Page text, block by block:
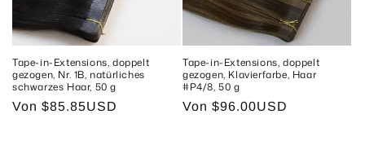
Tape-in-Extensions, doppelt
gezogen, Nr. 1B, natürliches
schwarzes Haar, 50 g
Normaler
Von $85.85USD
Tape-in-Extensions, doppelt
gezogen, Klavierfarbe, Haar
#P4/8, 50 g
Normaler
Von $96.00USD